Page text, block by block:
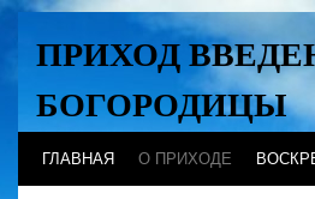
ПРИХОД
БОГОРОДИЦЫ
Хабаровск
ГЛАВНАЯ О ПРИХОДЕ